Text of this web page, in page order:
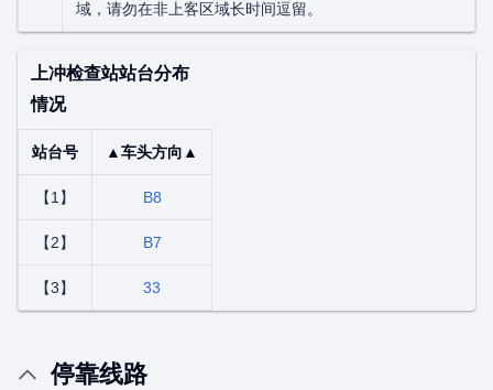
域，请勿在非上客区域长时间逗留。
上冲检查站站台分布
情况
站台号 ▲车头方向▲
【1】 B8
【2】 B7
【3】 33
停靠线路